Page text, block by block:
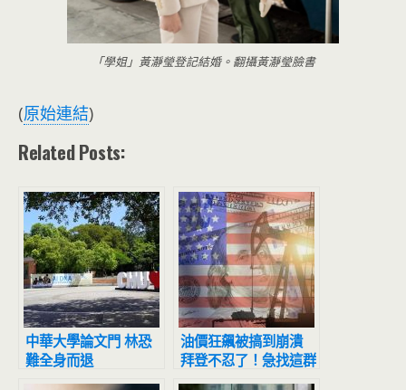
「學姐」黃瀞瑩登記結婚。翻攝黃瀞瑩臉書
(原始連結)
Related Posts:
中華大學論文門 林恐
難全身而退
油價狂飆被搞到崩潰
拜登不忍了！急找這群
人求救